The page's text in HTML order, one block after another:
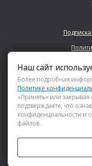
АНО «ДИРЕКЦИЯ
+7
Наш сайт
Более подробная
Политике
«Принять» или
подтверждаете, что
конфиденциальности и
файлов.